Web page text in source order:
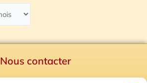
Nous contacter